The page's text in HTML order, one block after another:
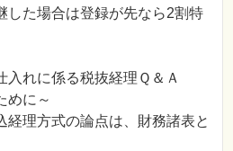
した場合は登録が先なら2割特
れに係る税抜経理Ｑ＆Ａ
めに～
経理方式の論点は、財務諸表と